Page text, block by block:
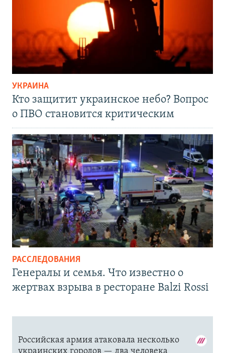
УКРАИНА
Кто защитит украинское небо? Вопрос
о ПВО становится критическим
РАССЛЕДОВАНИЯ
Генералы и семья. Что известно о
жертвах взрыва в ресторане Balzi Rossi